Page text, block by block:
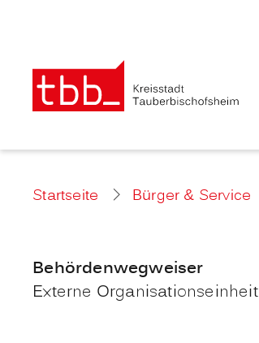
Startseite Bürger & Service
Behördenwegweiser
Externe Organisationseinheit